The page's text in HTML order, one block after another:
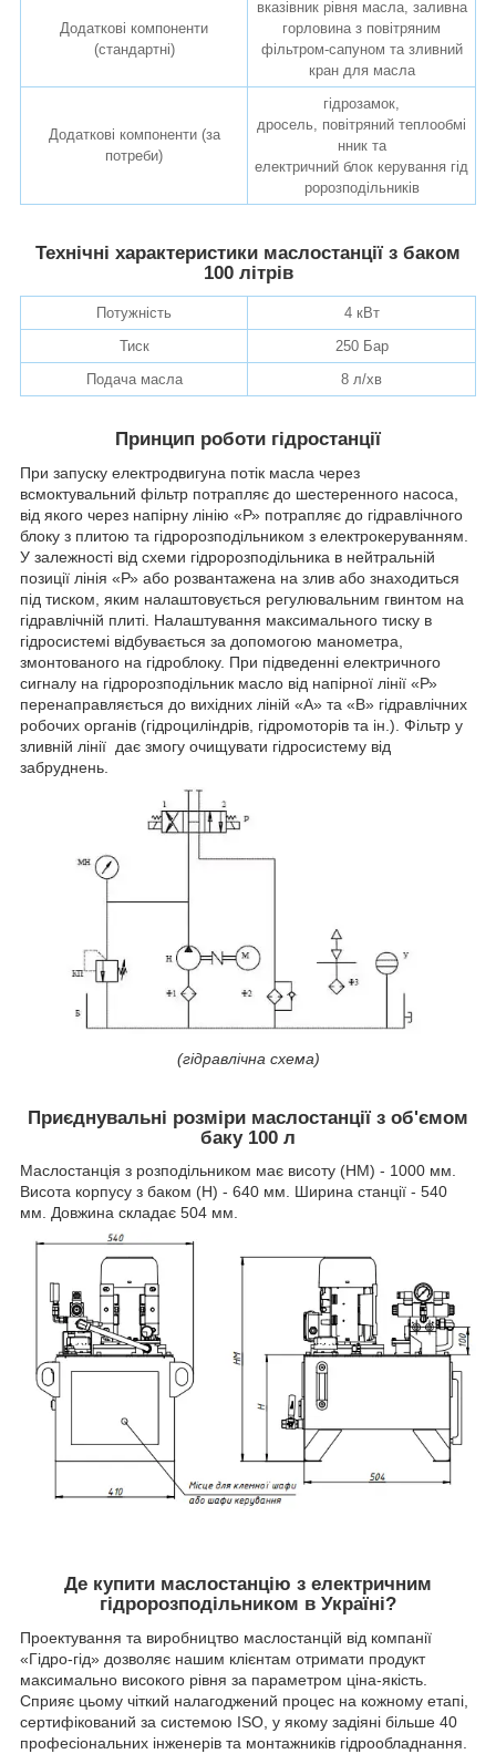
Додаткові компоненти
(стандартні)
вказівник рівня масла, заливна
горловина з повітряним
фільтром-сапуном та зливний
кран для масла
Додаткові компоненти (за
потреби)
гідрозамок,
дросель, повітряний теплообмі
нник та
електричний блок керування гід
ророзподільників
Технічні характеристики маслостанції з баком
100 літрів
Потужність
4 кВт
Тиск
250 Бар
Подача масла
8 л/хв
Принцип роботи гідростанції
При запуску електродвигуна потік масла через
всмоктувальний фільтр потрапляє до шестеренного насоса,
від якого через напірну лінію «Р» потрапляє до гідравлічного
блоку з плитою та гідророзподільником з електрокеруванням.
У залежності від схеми гідророзподільника в нейтральній
позиції лінія «Р» або розвантажена на злив або знаходиться
під тиском, яким налаштовується регулювальним гвинтом на
гідравлічній плиті. Налаштування максимального тиску в
гідросистемі відбувається за допомогою манометра,
змонтованого на гідроблоку. При підведенні електричного
сигналу на гідророзподільник масло від напірної лінії «Р»
перенаправляється до вихідних ліній «А» та «В» гідравлічних
робочих органів (гідроциліндрів, гідромоторів та ін.). Фільтр у
зливній лінії дає змогу очищувати гідросистему від
забруднень.
(гідравлічна схема)
Приєднувальні розміри маслостанції з об'ємом
баку 100 л
Маслостанція з розподільником має висоту (НМ) - 1000 мм.
Висота корпусу з баком (Н) - 640 мм. Ширина станції - 540
мм. Довжина складає 504 мм.
Де купити маслостанцію з електричним
гідророзподільником в Україні?
Проектування та виробництво маслостанцій від компанії
«Гідро-гід» дозволяє нашим клієнтам отримати продукт
максимально високого рівня за параметром ціна-якість.
Сприяє цьому чіткий налагоджений процес на кожному етапі,
сертифікований за системою ISO, у якому задіяні більше 40
професіональних інженерів та монтажників гідрообладнання.